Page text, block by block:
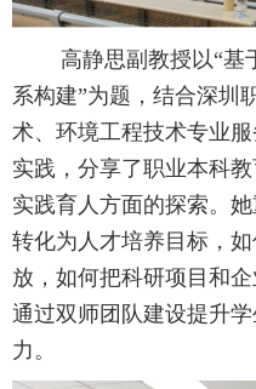
高静思副教授以“基
系构建”为题，结合深圳
术、环境工程技术专业
实践，分享了职业本科
实践育人方面的探索。
转化为人才培养目标，
放，如何把科研项目和
通过双师团队建设提升
力。